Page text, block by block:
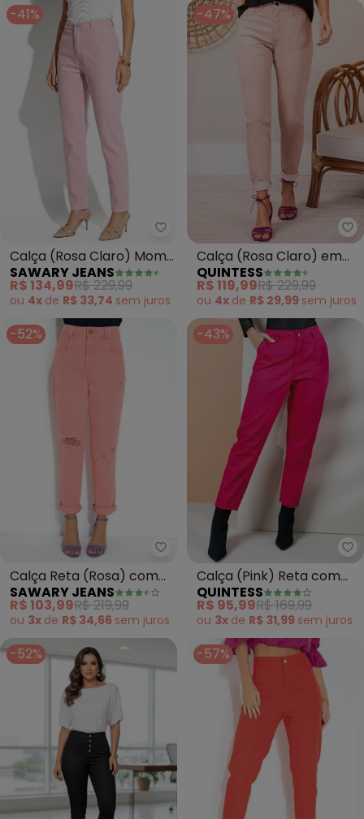
-41%
Sawary Jeans - Calça (Rosa
Calça (Rosa Claro) Mom
Jeans
SAWARY JEANS
R$ 134,99R$ 229,99
ou 4x de R$ 33,74 sem juros
-47%
Calça (Rosa Claro) em
Sarja Resinada
QUINTESS
R$ 119,99R$ 229,99
ou 4x de R$ 29,99 sem juros
-52%
Sawary Jeans - Calça Reta
Calça Reta (Rosa) com
Destroyed Sawary
SAWARY JEANS
R$ 103,99R$ 219,99
ou 3x de R$ 34,66 sem juros
-43%
Calça (Pink) Reta com
Pregas e Bolsos
QUINTESS
R$ 95,99R$ 169,99
ou 3x de R$ 31,99 sem juros
-52% -57%